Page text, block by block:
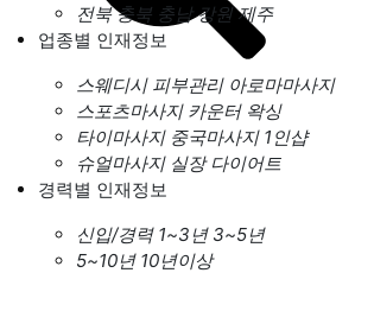
전북 충북 충남 강원 제주
업종별 인재정보
스웨디시 피부관리 아로마마사지
스포츠마사지 카운터 왁싱
타이마사지 중국마사지 1인샵
슈얼마사지 실장 다이어트
경력별 인재정보
신입/경력 1~3년 3~5년
5~10년 10년이상